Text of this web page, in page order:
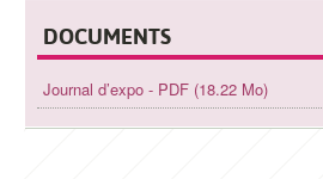
DOCUMENTS
Journal d’expo - PDF (18.22 Mo)